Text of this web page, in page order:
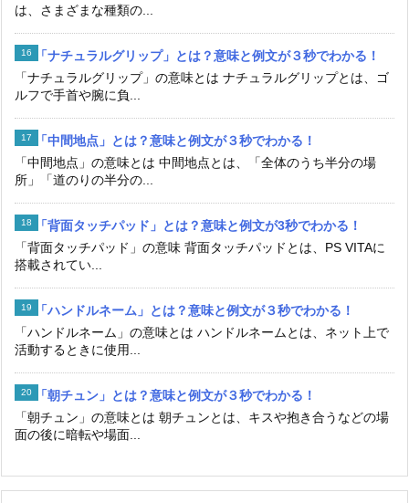
は、さまざまな種類の...
「ナチュラルグリップ」とは？意味と例文が３秒でわかる！
「ナチュラルグリップ」の意味とは ナチュラルグリップとは、ゴ
ルフで手首や腕に負...
「中間地点」とは？意味と例文が３秒でわかる！
「中間地点」の意味とは 中間地点とは、「全体のうち半分の場
所」「道のりの半分の...
「背面タッチパッド」とは？意味と例文が3秒でわかる！
「背面タッチパッド」の意味 背面タッチパッドとは、PS VITAに
搭載されてい...
「ハンドルネーム」とは？意味と例文が３秒でわかる！
「ハンドルネーム」の意味とは ハンドルネームとは、ネット上で
活動するときに使用...
「朝チュン」とは？意味と例文が３秒でわかる！
「朝チュン」の意味とは 朝チュンとは、キスや抱き合うなどの場
面の後に暗転や場面...